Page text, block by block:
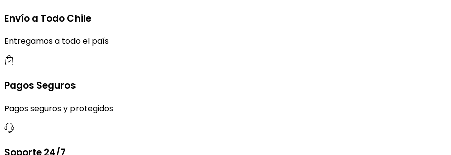
Envío a Todo Chile
Entregamos a todo el país
Pagos Seguros
Pagos seguros y protegidos